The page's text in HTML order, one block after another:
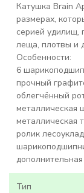
Катушка Brain
размерах,
серией удилищ,
леща, плотвы и
Особенности:
6
прочный
облегчённый
металлическая
металлическая
ролик
Тип